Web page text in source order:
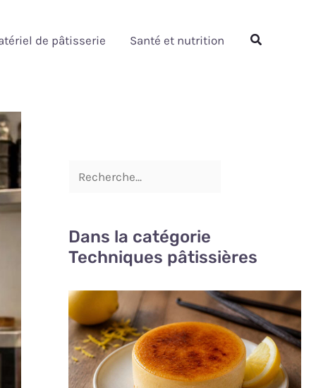
de pâtisserie Santé et nutrition Rechercher
Dans la catégorie
Techniques pâtissières